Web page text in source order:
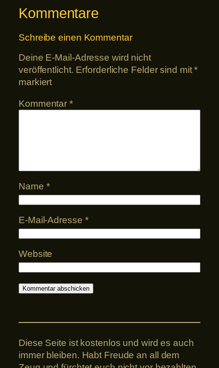
Kommentare
Schreibe einen Kommentar
Deine E-Mail-Adresse wird nicht
veröffentlicht. Erforderliche Felder sind mit*
markiert
Kommentar*
Name *
E-Mail-Adresse *
Website
Diese Seite ist kostenlos und wird es auch
immer bleiben. Habt Freude an all dem